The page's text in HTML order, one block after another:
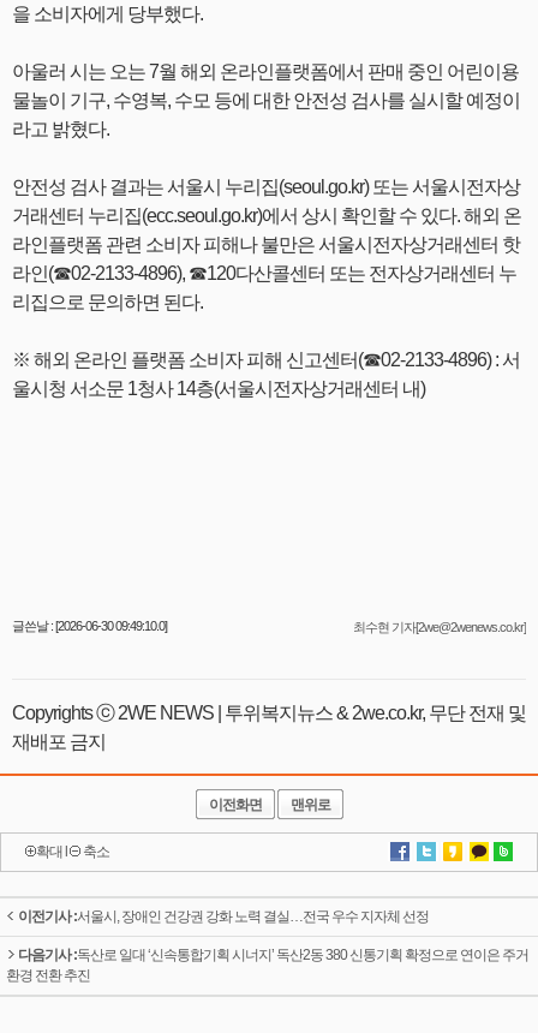
을 소비자에게 당부했다.
아울러 시는 오는 7월 해외 온라인플랫폼에서 판매 중인 어린이용
물놀이 기구, 수영복, 수모 등에 대한 안전성 검사를 실시할 예정이
라고 밝혔다.
안전성 검사 결과는 서울시 누리집(seoul.go.kr) 또는 서울시전자상
거래센터 누리집(ecc.seoul.go.kr)에서 상시 확인할 수 있다. 해외 온
라인플랫폼 관련 소비자 피해나 불만은 서울시전자상거래센터 핫
라인(☎02-2133-4896), ☎120다산콜센터 또는 전자상거래센터 누
리집으로 문의하면 된다.
※ 해외 온라인 플랫폼 소비자 피해 신고센터(☎02-2133-4896) : 서
울시청 서소문 1청사 14층(서울시전자상거래센터 내)
글쓴날 : [2026-06-30 09:49:10.0] 최수현 기자[2we@2wenews.co.kr]
Copyrights ⓒ 2WE NEWS | 투위복지뉴스 & 2we.co.kr, 무단 전재 및
재배포 금지
이전화면 맨위로
확대 축소
이전기사 :서울시, 장애인 건강권 강화 노력 결실…전국 우수 지자체 선정
다음기사 :독산로 일대 ‘신속통합기획 시너지’ 독산2동 380 신통기획 확정으로 연이은 주거
환경 전환 추진